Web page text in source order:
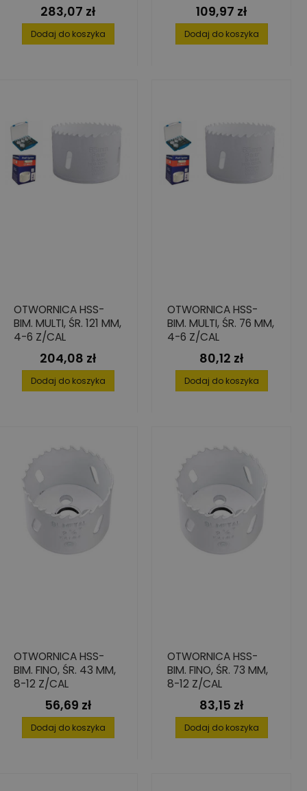
Cena
283,07 zł
Dodaj do koszyka
Cena
109,97 zł
Dodaj do koszyka
OTWORNICA HSS-
BIM. MULTI, ŚR. 121 MM,
4-6 Z/CAL
Cena
204,08 zł
Dodaj do koszyka
OTWORNICA HSS-
BIM. MULTI, ŚR. 76 MM,
4-6 Z/CAL
Cena
80,12 zł
Dodaj do koszyka
OTWORNICA HSS-
BIM. FINO, ŚR. 43 MM,
8-12 Z/CAL
Cena
56,69 zł
Dodaj do koszyka
OTWORNICA HSS-
BIM. FINO, ŚR. 73 MM,
8-12 Z/CAL
Cena
83,15 zł
Dodaj do koszyka